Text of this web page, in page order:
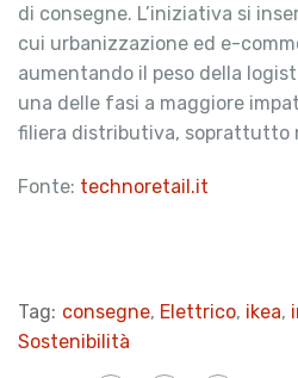
di consegne. L’iniziativa si
cui urbanizzazione ed e-
aumentando il peso della
una delle fasi a maggiore
filiera distributiva, soprattutto
Fonte: technoretail.it
Tag: consegne, Elettrico, ikea,
Sostenibilità